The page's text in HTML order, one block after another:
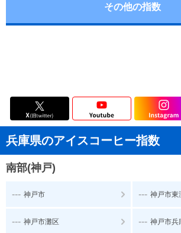
その他の指数
兵庫県のアイスコーヒー指数
南部(神戸)
--- 神戸市 --- 神戸市東
--- 神戸市灘区 --- 神戸市兵